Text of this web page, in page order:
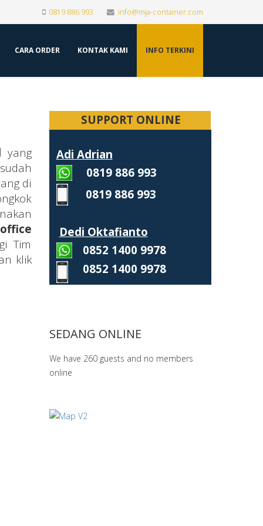
0819 886 993 info@mja-container.com
CARA ORDER KONTAK KAMI INFO TERKINI
yang
di
office
Tim
klik
SUPPORT ONLINE
Adi Adrian
0819 886 993
0819 886 993
Dedi Oktafianto
0852 1400 9978
0852 1400 9978
SEDANG ONLINE
We have 260 guests and no members
online